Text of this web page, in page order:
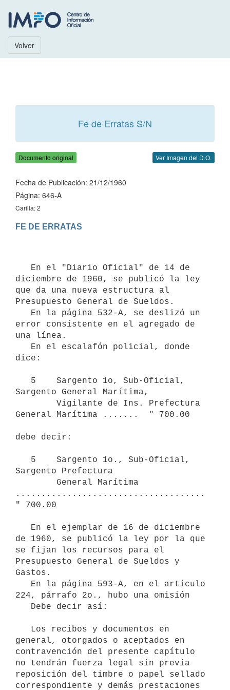
Volver
Fe de Erratas S/N
Documento original Ver Imagen del D.O.
Fecha de Publicación: 21/12/1960
Página: 646-A
Carilla: 2
FE DE ERRATAS
diciembre de 1960, se publicó la ley
que da una nueva estructura al
Presupuesto General de Sueldos.
error consistente en el agregado de
una línea.
dice:
Sargento General Marítima,
General Marítima .......  " 700.00
debe decir:
Sargento Prefectura
.....................................
" 700.00
de 1960, se publicó la ley por la que
se fijan los recursos para el
Presupuesto General de Sueldos y
Gastos.
224, párrafo 2o., hubo una omisión
general, otorgados o aceptados en
contravención del presente capítulo
no tendrán fuerza legal sin previa
reposición del timbre o papel sellado
correspondiente y demás prestaciones